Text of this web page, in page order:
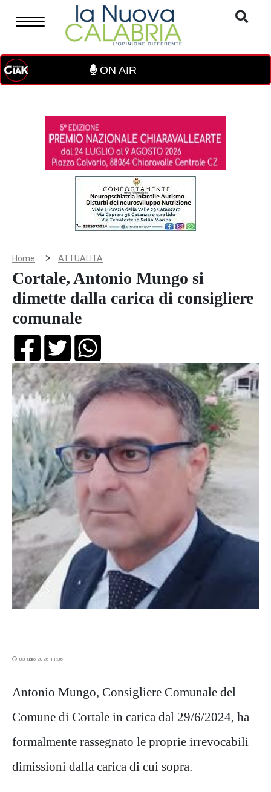
ON AIR
Home > ATTUALITA
Cortale, Antonio Mungo si
dimette dalla carica di consigliere
comunale
03 luglio 2026 11:36
Antonio Mungo, Consigliere Comunale del
Comune di Cortale in carica dal 29/6/2024, ha
formalmente rassegnato le proprie irrevocabili
dimissioni dalla carica di cui sopra.